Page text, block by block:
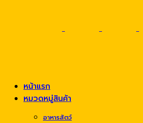
หน้าแรก
หมวดหมู่สินค้า
อาหารสัตว์